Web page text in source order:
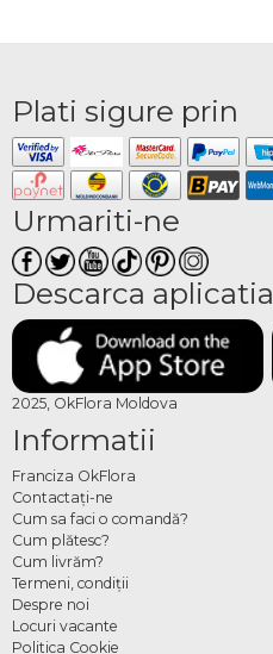
Plati sigure prin
Urmariti-ne
Descarca aplicatia
2025, OkFlora Moldova
Informatii
Franciza OkFlora
Contactaţi-ne
Cum sa faci o comandă?
Cum plătesc?
Cum livrăm?
Termeni, condiţii
Despre noi
Locuri vacante
Politica Cookie